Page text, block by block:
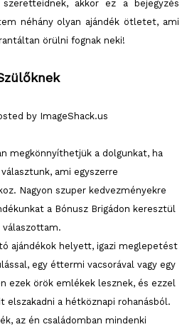
akkor ez a bejegyzés
néhány olyan ajándék ötletet, ami
örülni fognak neki!
megkönnyíthetjük a dolgunkat, ha
ami egyszerre
Nagyon szuper kedvezményekre
a Bónusz Brigádon keresztül
válaszottam.
ajándékok helyett, igazi meglepetést
egy éttermi vacsorával vagy egy
ezek örök emlékek lesznek, és ezzel
elszakadni a hétköznapi rohanásból.
az én családomban mindenki